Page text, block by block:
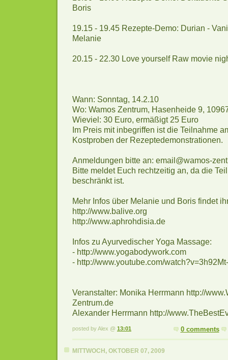
Boris
19.15 - 19.45 Rezepte-Demo: Durian -
Melanie
20.15 - 22.30 Love yourself Raw movie
Wann: Sonntag, 14.2.10
Wo: Wamos Zentrum, Hasenheide 9,
Wieviel: 30 Euro, ermäßigt 25 Euro
Im Preis mit inbegriffen ist die Teilnahme
Kostproben der Rezeptedemonstrationen.
Anmeldungen bitte an: email@wamos-
Bitte meldet Euch rechtzeitig an, da die
beschränkt ist.
Mehr Infos über Melanie und Boris findet
http://www.balive.org
http://www.aphrohdisia.de
Infos zu Ayurvedischer Yoga Massage:
- http://www.yogabodywork.com
- http://www.youtube.com/
Veranstalter: Monika Herrmann http://
Zentrum.de
Alexander Herrmann http://
posted by Alex @ 13:01 0 comments
MITTWOCH, OKTOBER 07, 2009